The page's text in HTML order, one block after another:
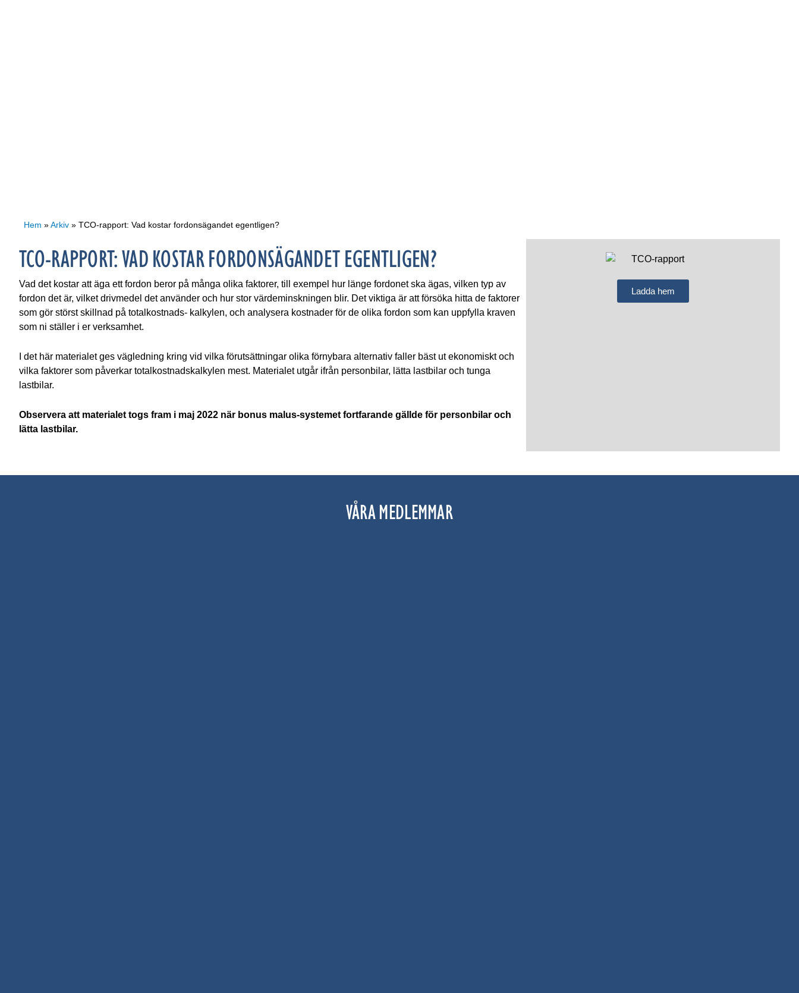
Hem » Arkiv » TCO-rapport: Vad kostar fordonsägandet egentligen?
TCO-RAPPORT: VAD KOSTAR FORDONSÄGANDET EGENTLIGEN?
Vad det kostar att äga ett fordon beror på många olika faktorer, till exempel hur länge fordonet ska ägas, vilken typ av
fordon det är, vilket drivmedel det använder och hur stor värdeminskningen blir. Det viktiga är att försöka hitta de faktorer
som gör störst skillnad på totalkostnads- kalkylen, och analysera kostnader för de olika fordon som kan uppfylla kraven
som ni ställer i er verksamhet.
I det här materialet ges vägledning kring vid vilka förutsättningar olika förnybara alternativ faller bäst ut ekonomiskt och
vilka faktorer som påverkar totalkostnadskalkylen mest. Materialet utgår ifrån personbilar, lätta lastbilar och tunga
lastbilar.
Observera att materialet togs fram i maj 2022 när bonus malus-systemet fortfarande gällde för personbilar och
lätta lastbilar.
Ladda hem
VÅRA MEDLEMMAR